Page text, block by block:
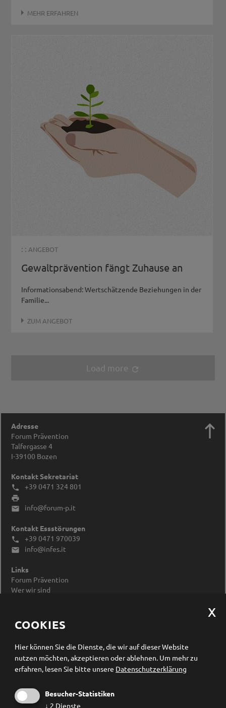
MEHR ERFAHREN
: : ANGEBOT
Gewaltprävention fängt Zuhause an
Informationsabend: Wertschätzende Beziehungen in der
Familie...
ZUM ANGEBOT
Load more refresh
Adresse
Forum Prävention
Talfergasse 4
I-39100 Bozen
Kontakt Sekretariat
 +39 0471 324 801


info@forum-p.it
Kontakt Essstörungen
 +39 0471 970039
 info@infes.it
Links
Forum Prävention
Wer wir sind
Cookieeinstellungen ändern

Newsletter Anmeldung
COOKIES
Hier können Sie die Dienste, die wir auf dieser Website
nutzen möchten, akzeptieren oder ablehnen. Um mehr zu
erfahren, lesen Sie bitte unsere Datenschutzerklärung
Besucher-Statistiken
↓ 2 Dienste